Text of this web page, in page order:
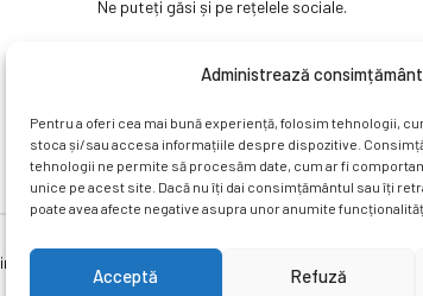
Administrează
Pentru a oferi cea mai bună experiență, folosim tehnologii,
stoca și/sau accesa informațiile despre dispozitive.
tehnologii ne permite să procesăm date, cum ar fi
unice pe acest site. Dacă nu îți dai consimțământul sau îți
poate avea afecte negative asupra unor anumite
Acceptă Refuză
Ne puteți găsi și pe rețelele sociale.
Internațional